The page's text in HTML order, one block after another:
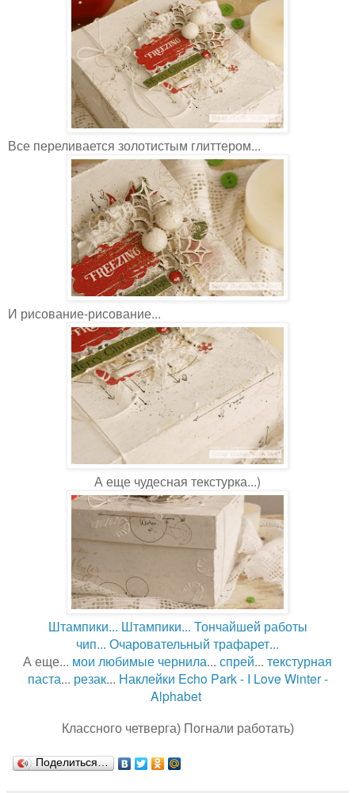
Все переливается золотистым глиттером...
И рисование-рисование...
А еще чудесная текстурка...)
Штампики... Штампики... Тончайшей работы
чип... Очаровательный трафарет...
А еще... мои любимые чернила... спрей... текстурная
паста... резак... Наклейки Echo Park - I Love Winter -
Alphabet
Классного четверга) Погнали работать)
Поделиться…